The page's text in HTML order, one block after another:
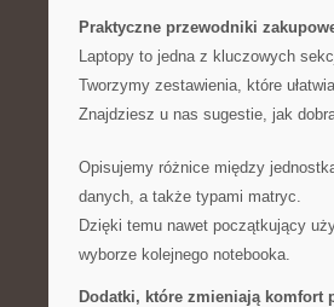
Praktyczne przewodniki
Laptopy to jedna z kluczowych
Tworzymy zestawienia, które
Znajdziesz u nas sugestie, jak
Opisujemy różnice między
danych, a także typami matryc.
Dzięki temu nawet początkujący
wyborze kolejnego notebooka.
Dodatki, które zmieniają komfort